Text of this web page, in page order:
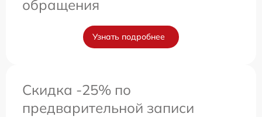
обращения
Узнать подробнее
Скидка -25% по
предварительной записи